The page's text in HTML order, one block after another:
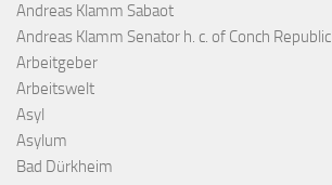
Andreas Klamm Sabaot
Andreas Klamm Senator h. c. of Conch Republic
Arbeitgeber
Arbeitswelt
Asyl
Asylum
Bad Dürkheim